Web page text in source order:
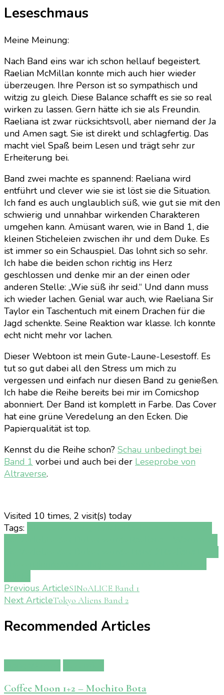
Leseschmaus
Meine Meinung:
Nach Band eins war ich schon hellauf begeistert.
Raelian McMillan konnte mich auch hier wieder
überzeugen. Ihre Person ist so sympathisch und
witzig zu gleich. Diese Balance schafft es sie so real
wirken zu lassen. Gern hätte ich sie als Freundin.
Raeliana ist zwar rücksichtsvoll, aber niemand der Ja
und Amen sagt. Sie ist direkt und schlagfertig. Das
macht viel Spaß beim Lesen und trägt sehr zur
Erheiterung bei.
Band zwei machte es spannend: Raeliana wird
entführt und clever wie sie ist löst sie die Situation.
Ich fand es auch unglaublich süß, wie gut sie mit den
schwierig und unnahbar wirkenden Charakteren
umgehen kann. Amüsant waren, wie in Band 1, die
kleinen Sticheleien zwischen ihr und dem Duke. Es
ist immer so ein Schauspiel. Das lohnt sich so sehr.
Ich habe die beiden schon richtig ins Herz
geschlossen und denke mir an der einen oder
anderen Stelle: „Wie süß ihr seid.“ Und dann muss
ich wieder lachen. Genial war auch, wie Raeliana Sir
Taylor ein Taschentuch mit einem Drachen für die
Jagd schenkte. Seine Reaktion war klasse. Ich konnte
echt nicht mehr vor lachen.
Dieser Webtoon ist mein Gute-Laune-Lesestoff. Es
tut so gut dabei all den Stress um mich zu
vergessen und einfach nur diesen Band zu genießen.
Ich habe die Reihe bereits bei mir im Comicshop
abonniert. Der Band ist komplett in Farbe. Das Cover
hat eine grüne Veredelung an den Ecken. Die
Papierqualität ist top.
Kennst du die Reihe schon? Schau unbedingt bei
Band 1 vorbei und auch bei der Leseprobe von
Altraverse.
Visited 10 times, 2 visit(s) today
Tags:
Post
Navigation
Previous ArticleSINoALICE Band 1
Next ArticleTokyo Aliens Band 2
Recommended Articles
Coffee Moon 1+2 – Mochito Bota